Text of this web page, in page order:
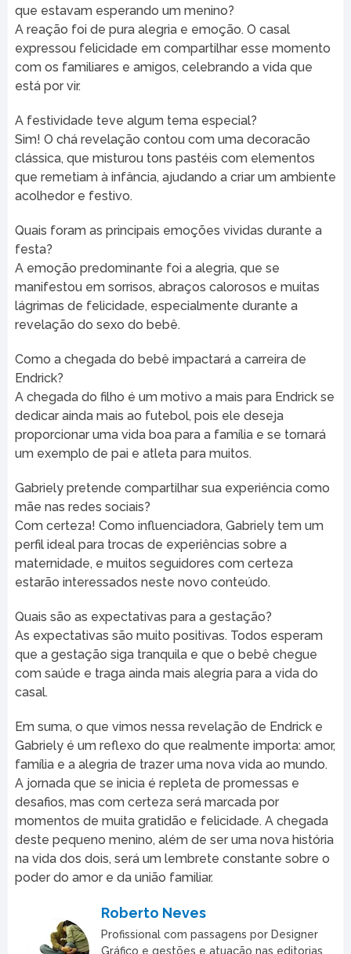
que estavam esperando um menino?
A reação foi de pura alegria e emoção. O casal
expressou felicidade em compartilhar esse momento
com os familiares e amigos, celebrando a vida que
está por vir.
A festividade teve algum tema especial?
Sim! O chá revelação contou com uma decoracão
clássica, que misturou tons pastéis com elementos
que remetiam à infância, ajudando a criar um ambiente
acolhedor e festivo.
Quais foram as principais emoções vividas durante a
festa?
A emoção predominante foi a alegria, que se
manifestou em sorrisos, abraços calorosos e muitas
lágrimas de felicidade, especialmente durante a
revelação do sexo do bebê.
Como a chegada do bebê impactará a carreira de
Endrick?
A chegada do filho é um motivo a mais para Endrick se
dedicar ainda mais ao futebol, pois ele deseja
proporcionar uma vida boa para a família e se tornará
um exemplo de pai e atleta para muitos.
Gabriely pretende compartilhar sua experiência como
mãe nas redes sociais?
Com certeza! Como influenciadora, Gabriely tem um
perfil ideal para trocas de experiências sobre a
maternidade, e muitos seguidores com certeza
estarão interessados neste novo conteúdo.
Quais são as expectativas para a gestação?
As expectativas são muito positivas. Todos esperam
que a gestação siga tranquila e que o bebê chegue
com saúde e traga ainda mais alegria para a vida do
casal.
Em suma, o que vimos nessa revelação de Endrick e
Gabriely é um reflexo do que realmente importa: amor,
família e a alegria de trazer uma nova vida ao mundo.
A jornada que se inicia é repleta de promessas e
desafios, mas com certeza será marcada por
momentos de muita gratidão e felicidade. A chegada
deste pequeno menino, além de ser uma nova história
na vida dos dois, será um lembrete constante sobre o
poder do amor e da união familiar.
Roberto Neves
Profissional com passagens por Designer
Gráfico e gestões e atuação nas editorias